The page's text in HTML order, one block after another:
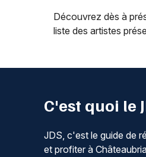
Découvrez dès à
liste des artistes
C'est quoi le
JDS, c'est le guide de
et profiter à